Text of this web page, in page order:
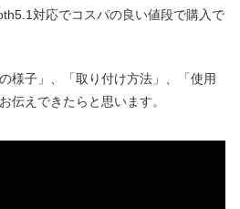
対応でコスパの良い値段で購入で
様子」、「取り付け方法」、「使用
伝えできたらと思います。